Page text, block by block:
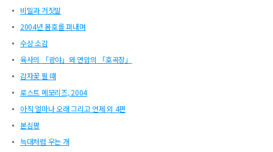
비밀과 거짓말
2004년 봄호를 펴내며
수상 소감
육사의 「광야」와 연암의 「호곡장」
감자꽃 필 때
로스트 메모리즈, 2004
아직 얼마나 오래 그리고 언제 외 4편
본심평
늑대처럼 우는 개